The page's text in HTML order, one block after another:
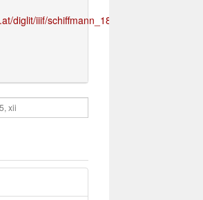
diglit/iiif/schiffmann_1895/manifest.json